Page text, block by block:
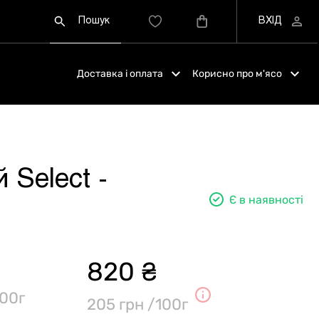
Доставка і оплата Корисно про м'ясо
Select -
Є в наявності
820 ₴
205 грн /100г